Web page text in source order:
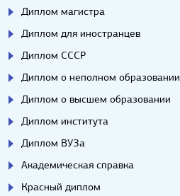
Диплом магистра
Диплом для иностранцев
Диплом СССР
Диплом о неполном образовании
Диплом о высшем образовании
Диплом института
Диплом ВУЗа
Академическая справка
Красный диплом